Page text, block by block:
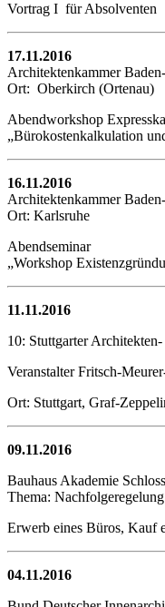
Vortrag I für Absolventen
17.11.2016
Architektenkammer
Ort: Oberkirch (Ortenau)
Abendworkshop
„Bürokostenkalkulation
16.11.2016
Architektenkammer
Ort: Karlsruhe
Abendseminar
„Workshop
11.11.2016
10: Stuttgarter
Veranstalter Fritsch-
Ort: Stuttgart, Graf-
09.11.2016
Bauhaus Akademie
Thema:
Erwerb eines Büros, Kauf
04.11.2016